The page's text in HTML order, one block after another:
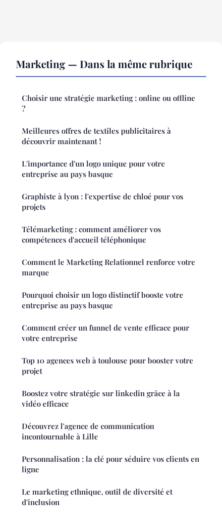
Marketing — Dans la même rubrique
Choisir une stratégie marketing : online ou offline
?
Meilleures offres de textiles publicitaires à
découvrir maintenant !
L'importance d'un logo unique pour votre
entreprise au pays basque
Graphiste à lyon : l'expertise de chloé pour vos
projets
Télémarketing : comment améliorer vos
compétences d'accueil téléphonique
Comment le Marketing Relationnel renforce votre
marque
Pourquoi choisir un logo distinctif booste votre
entreprise au pays basque
Comment créer un funnel de vente efficace pour
votre entreprise
Top 10 agences web à toulouse pour booster votre
projet
Boostez votre stratégie sur linkedin grâce à la
vidéo efficace
Découvrez l'agence de communication
incontournable à Lille
Personnalisation : la clé pour séduire vos clients en
ligne
Le marketing ethnique, outil de diversité et
d'inclusion